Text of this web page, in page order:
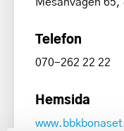
Telefon
070-262 22 22
Hemsida